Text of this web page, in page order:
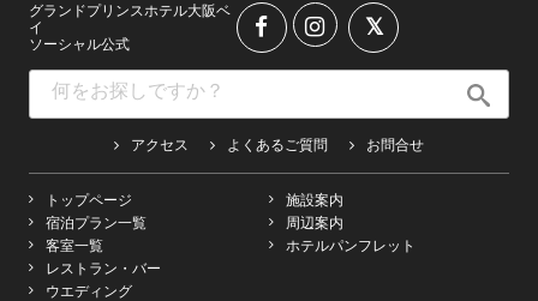
グランドプリンスホテル大阪ベ
イ
ソーシャル公式
アクセス よくあるご質問 お問合せ
トップページ
宿泊プラン一覧
客室一覧
レストラン・バー
ウエディング
施設案内
周辺案内
ホテルパンフレット